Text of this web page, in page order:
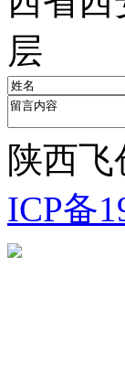
层
陕西
ICP备